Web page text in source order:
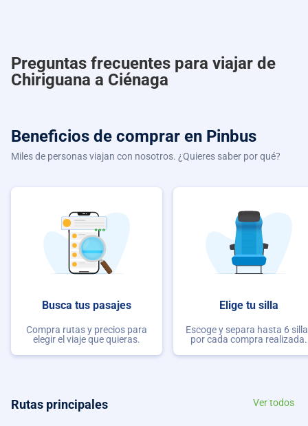
Preguntas frecuentes para viajar de
Chiriguana a Ciénaga
Beneficios de comprar en Pinbus
Miles de personas viajan con nosotros. ¿Quieres saber por qué?
Busca tus pasajes
Compra rutas y precios para
elegir el viaje que quieras.
Elige tu silla
Escoge y separa hasta 6
por cada compra realizada.
Rutas principales Ver todos